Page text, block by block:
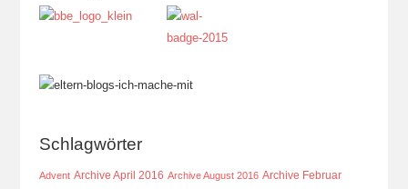
Schlagwörter
Advent Archive April 2016 Archive August 2016 Archive Februar